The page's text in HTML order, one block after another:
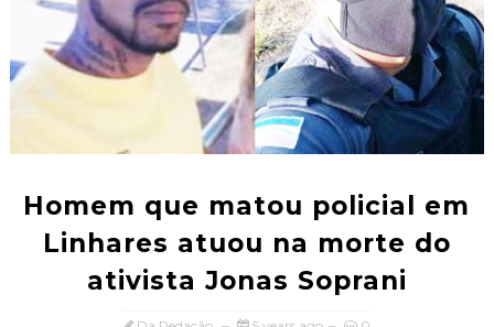
Homem que matou policial em
Linhares atuou na morte do
ativista Jonas Soprani